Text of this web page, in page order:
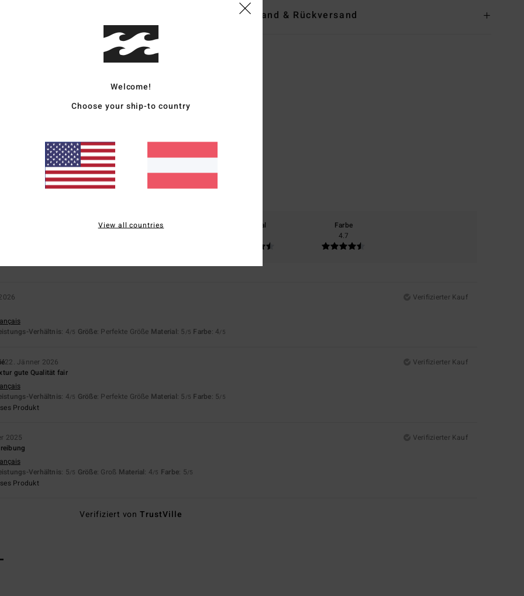
Versand & Rückversand
Durchschnittliche Bewertung
5.0
basierend auf3 verifizierten Bewertungen
Leistungs-Verhältnis
Größe
Material
Farbe
4.7
Verifizierter Kauf
Verhältnis: 4/5 Größe: Perfekte Größe Material: 5 /5 Farbe: 4/5
22. Jänner 2026
Verifizierter Kauf
gute Qualität fair
Verhältnis: 4/5 Größe: Perfekte Größe Material: 5 /5 Farbe: 5/5
Produkt
2025
Verifizierter Kauf
Verhältnis: 5/5 Größe: Groß Material: 4/5 Farbe: 5/5
Produkt
Verifiziert vonTrustVille
Welcome!
Choose your ship-to country
View all countries